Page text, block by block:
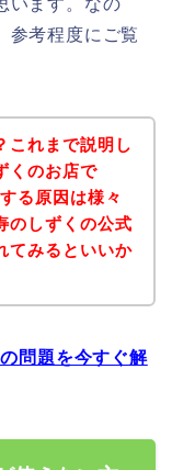
参考程度にご覧
これまで説明し
くのお店で
る原因は様々
のしずくの公式
てみるといいか
問題を今すぐ解